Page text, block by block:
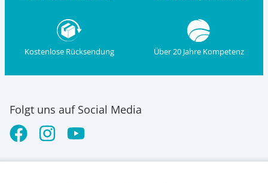
Kostenlose Rücksendung Über 20 Jahre Kompetenz
Folgt uns auf Social Media